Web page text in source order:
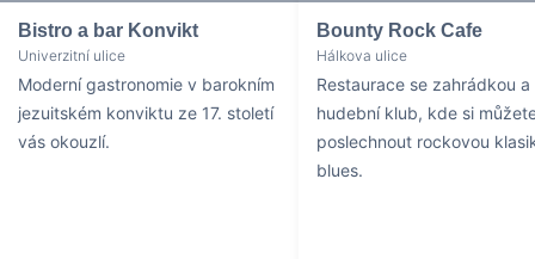
Bistro a bar Konvikt
Univerzitní ulice
Moderní gastronomie v barokním
jezuitském konviktu ze 17. století
vás okouzlí.
Bounty Rock Cafe
Hálkova ulice
Restaurace se zahrádkou a
hudební klub, kde si
poslechnout rockovou
blues.